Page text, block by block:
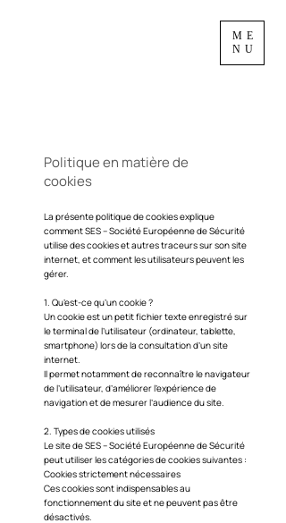
ME
NU
Politique en matière de
cookies
La présente politique de cookies explique
comment SES – Société Européenne de Sécurité
utilise des cookies et autres traceurs sur son site
internet, et comment les utilisateurs peuvent les
gérer.
1. Qu’est-ce qu’un cookie ?
Un cookie est un petit fichier texte enregistré sur
le terminal de l’utilisateur (ordinateur, tablette,
smartphone) lors de la consultation d’un site
internet.
Il permet notamment de reconnaître le navigateur
de l’utilisateur, d’améliorer l’expérience de
navigation et de mesurer l’audience du site.
2. Types de cookies utilisés
Le site de SES – Société Européenne de Sécurité
peut utiliser les catégories de cookies suivantes :
Cookies strictement nécessaires
Ces cookies sont indispensables au
fonctionnement du site et ne peuvent pas être
désactivés.